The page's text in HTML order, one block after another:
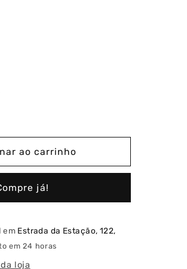
ao carrinho
já!
em Estrada da Estação, 122,
em 24 horas
loja